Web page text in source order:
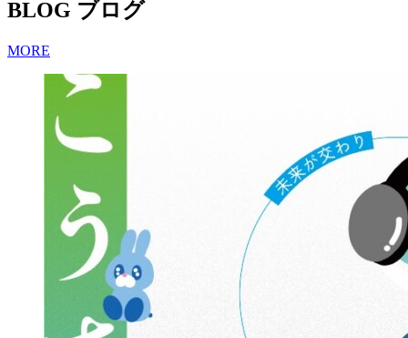
BLOG ブログ
MORE